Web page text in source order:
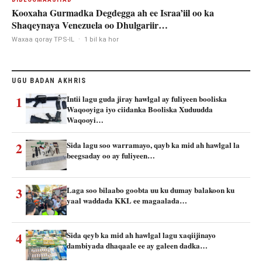
Kooxaha Gurmadka Degdegga ah ee Israa’iil oo ka
Shaqeynaya Venezuela oo Dhulgariir…
Waxaa qoray TPS-IL · 1 bil ka hor
UGU BADAN AKHRIS
1
Intii lagu guda jiray hawlgal ay fuliyeen booliska
Waqooyiga iyo ciidanka Booliska Xuduudda
Waqooyi…
2
Sida lagu soo warramayo, qayb ka mid ah hawlgal la
beegsaday oo ay fuliyeen…
3
Laga soo bilaabo goobta uu ku dumay balakoon ku
yaal waddada KKL ee magaalada…
4
Sida qeyb ka mid ah hawlgal lagu xaqiijinayo
dambiyada dhaqaale ee ay galeen dadka…